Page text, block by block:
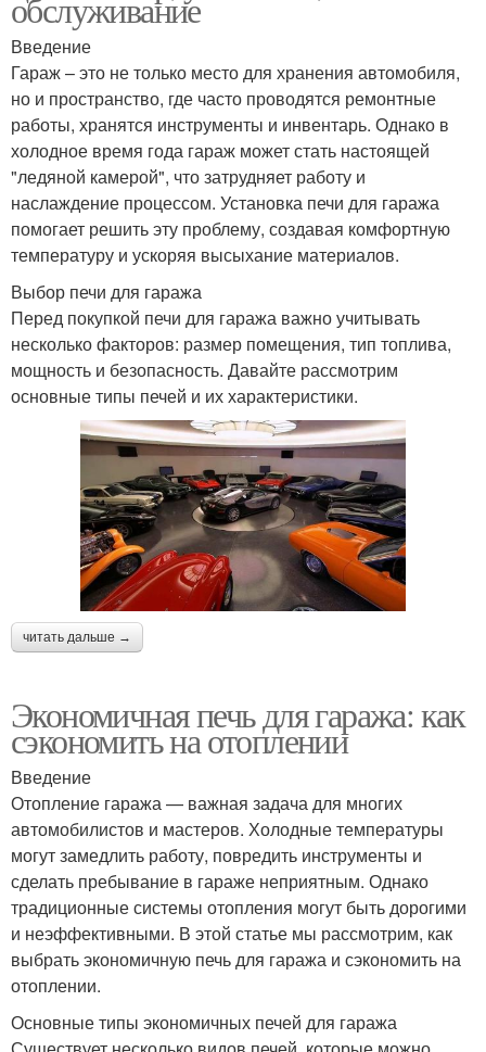
Введение
Гараж – это не только место для хранения автомобиля,
но и пространство, где часто проводятся ремонтные
работы, хранятся инструменты и инвентарь. Однако в
холодное время года гараж может стать настоящей
"ледяной камерой", что затрудняет работу и
наслаждение процессом. Установка печи для гаража
помогает решить эту проблему, создавая комфортную
температуру и ускоряя высыхание материалов.
Выбор печи для гаража
Перед покупкой печи для гаража важно учитывать
несколько факторов: размер помещения, тип топлива,
мощность и безопасность. Давайте рассмотрим
основные типы печей и их характеристики.
читать дальше →
Экономичная печь для гаража: как
сэкономить на отоплении
Введение
Отопление гаража — важная задача для многих
автомобилистов и мастеров. Холодные температуры
могут замедлить работу, повредить инструменты и
сделать пребывание в гараже неприятным. Однако
традиционные системы отопления могут быть дорогими
и неэффективными. В этой статье мы рассмотрим, как
выбрать экономичную печь для гаража и сэкономить на
отоплении.
Основные типы экономичных печей для гаража